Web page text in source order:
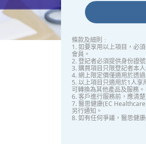
條款及細則﹕
1. 如要享用以上項目，必
會員。
2. 登記者必須提供身份證
3. 購買項目只限登記者本
4. 網上限定價僅適用於透
5. 以上項目只適用於1人
可轉換為其他產品及服務。
6. 客戶進行服務前，應清
7. 醫思健康(EC
另行通知。
8. 如有任何爭議，醫思健